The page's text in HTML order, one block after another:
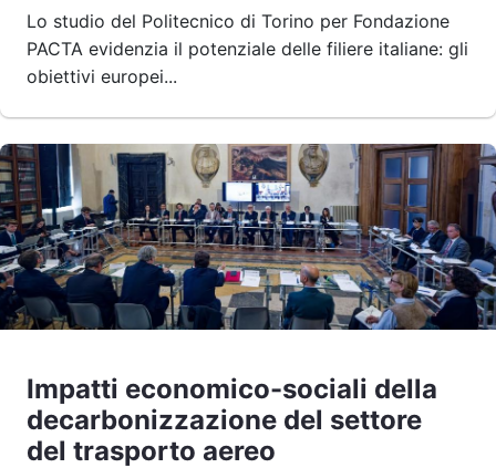
Lo studio del Politecnico di Torino per Fondazione
PACTA evidenzia il potenziale delle filiere italiane: gli
obiettivi europei...
Impatti economico-sociali della
decarbonizzazione del settore
del trasporto aereo